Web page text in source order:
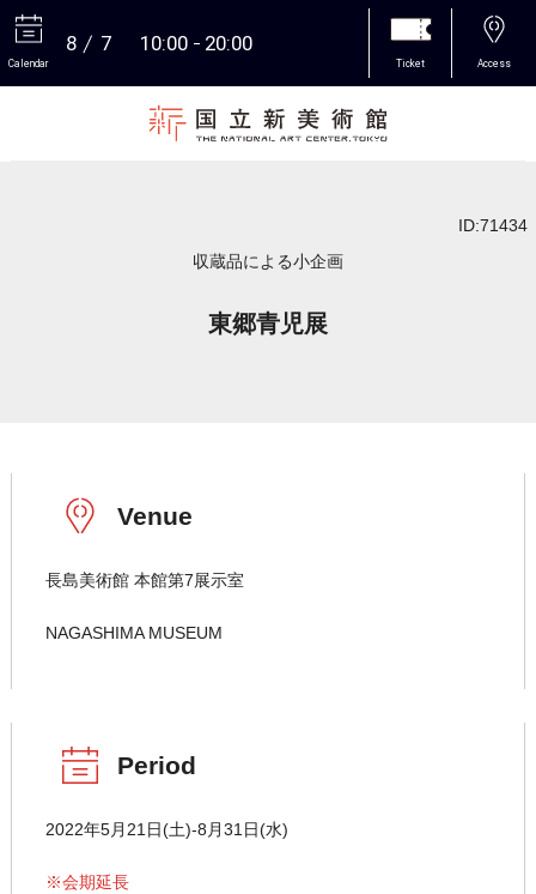
Calendar
8 7 10:00 20:00
Ticket Access
ID:71434
収蔵品による小企画
東郷青児展
Venue
長島美術館 本館第7展示室
NAGASHIMA MUSEUM
Period
2022年5月21日(土)-8月31日(水)
※会期延長